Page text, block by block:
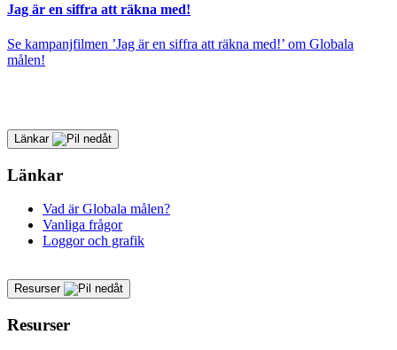
Jag är en siffra att räkna med!
Se kampanjfilmen ’Jag är en siffra att räkna med!’ om Globala
målen!
Länkar
Länkar
Vad är Globala målen?
Vanliga frågor
Loggor och grafik
Resurser
Resurser